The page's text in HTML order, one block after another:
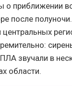
о приближении
после
центральных
звучали в
области.